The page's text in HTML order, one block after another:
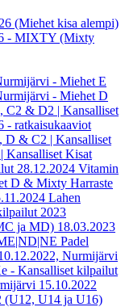
(Miehet kisa alempi)
- MIXTY (Mixty
- Miehet E
- Miehet D
C2 & D2 | Kansalliset
- ratkaisukaaviot
D & C2 | Kansalliset
Kansalliset Kisat
28.12.2024 Vitamin
D & Mixty Harraste
Lahen
2023
ja MD) 18.03.2023
Padel
Nurmijärvi
- Kansalliset kilpailut
15.10.2022
(U12, U14 ja U16)